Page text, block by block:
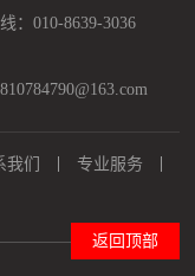
：010-8639-3036
我们
专业服务
返回顶部